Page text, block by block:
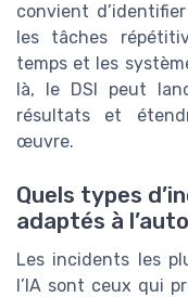
convient
les tâches
temps et les
là, le DSI peut
résultats et
œuvre.
Quels types
adaptés à
Les incidents les
l’IA sont ceux qui